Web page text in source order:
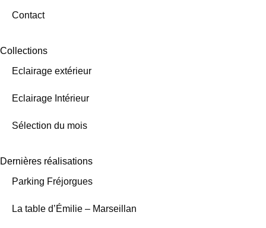
Contact
Collections
Eclairage extérieur
Eclairage Intérieur
Sélection du mois
Dernières réalisations
Parking Fréjorgues
La table d’Émilie – Marseillan